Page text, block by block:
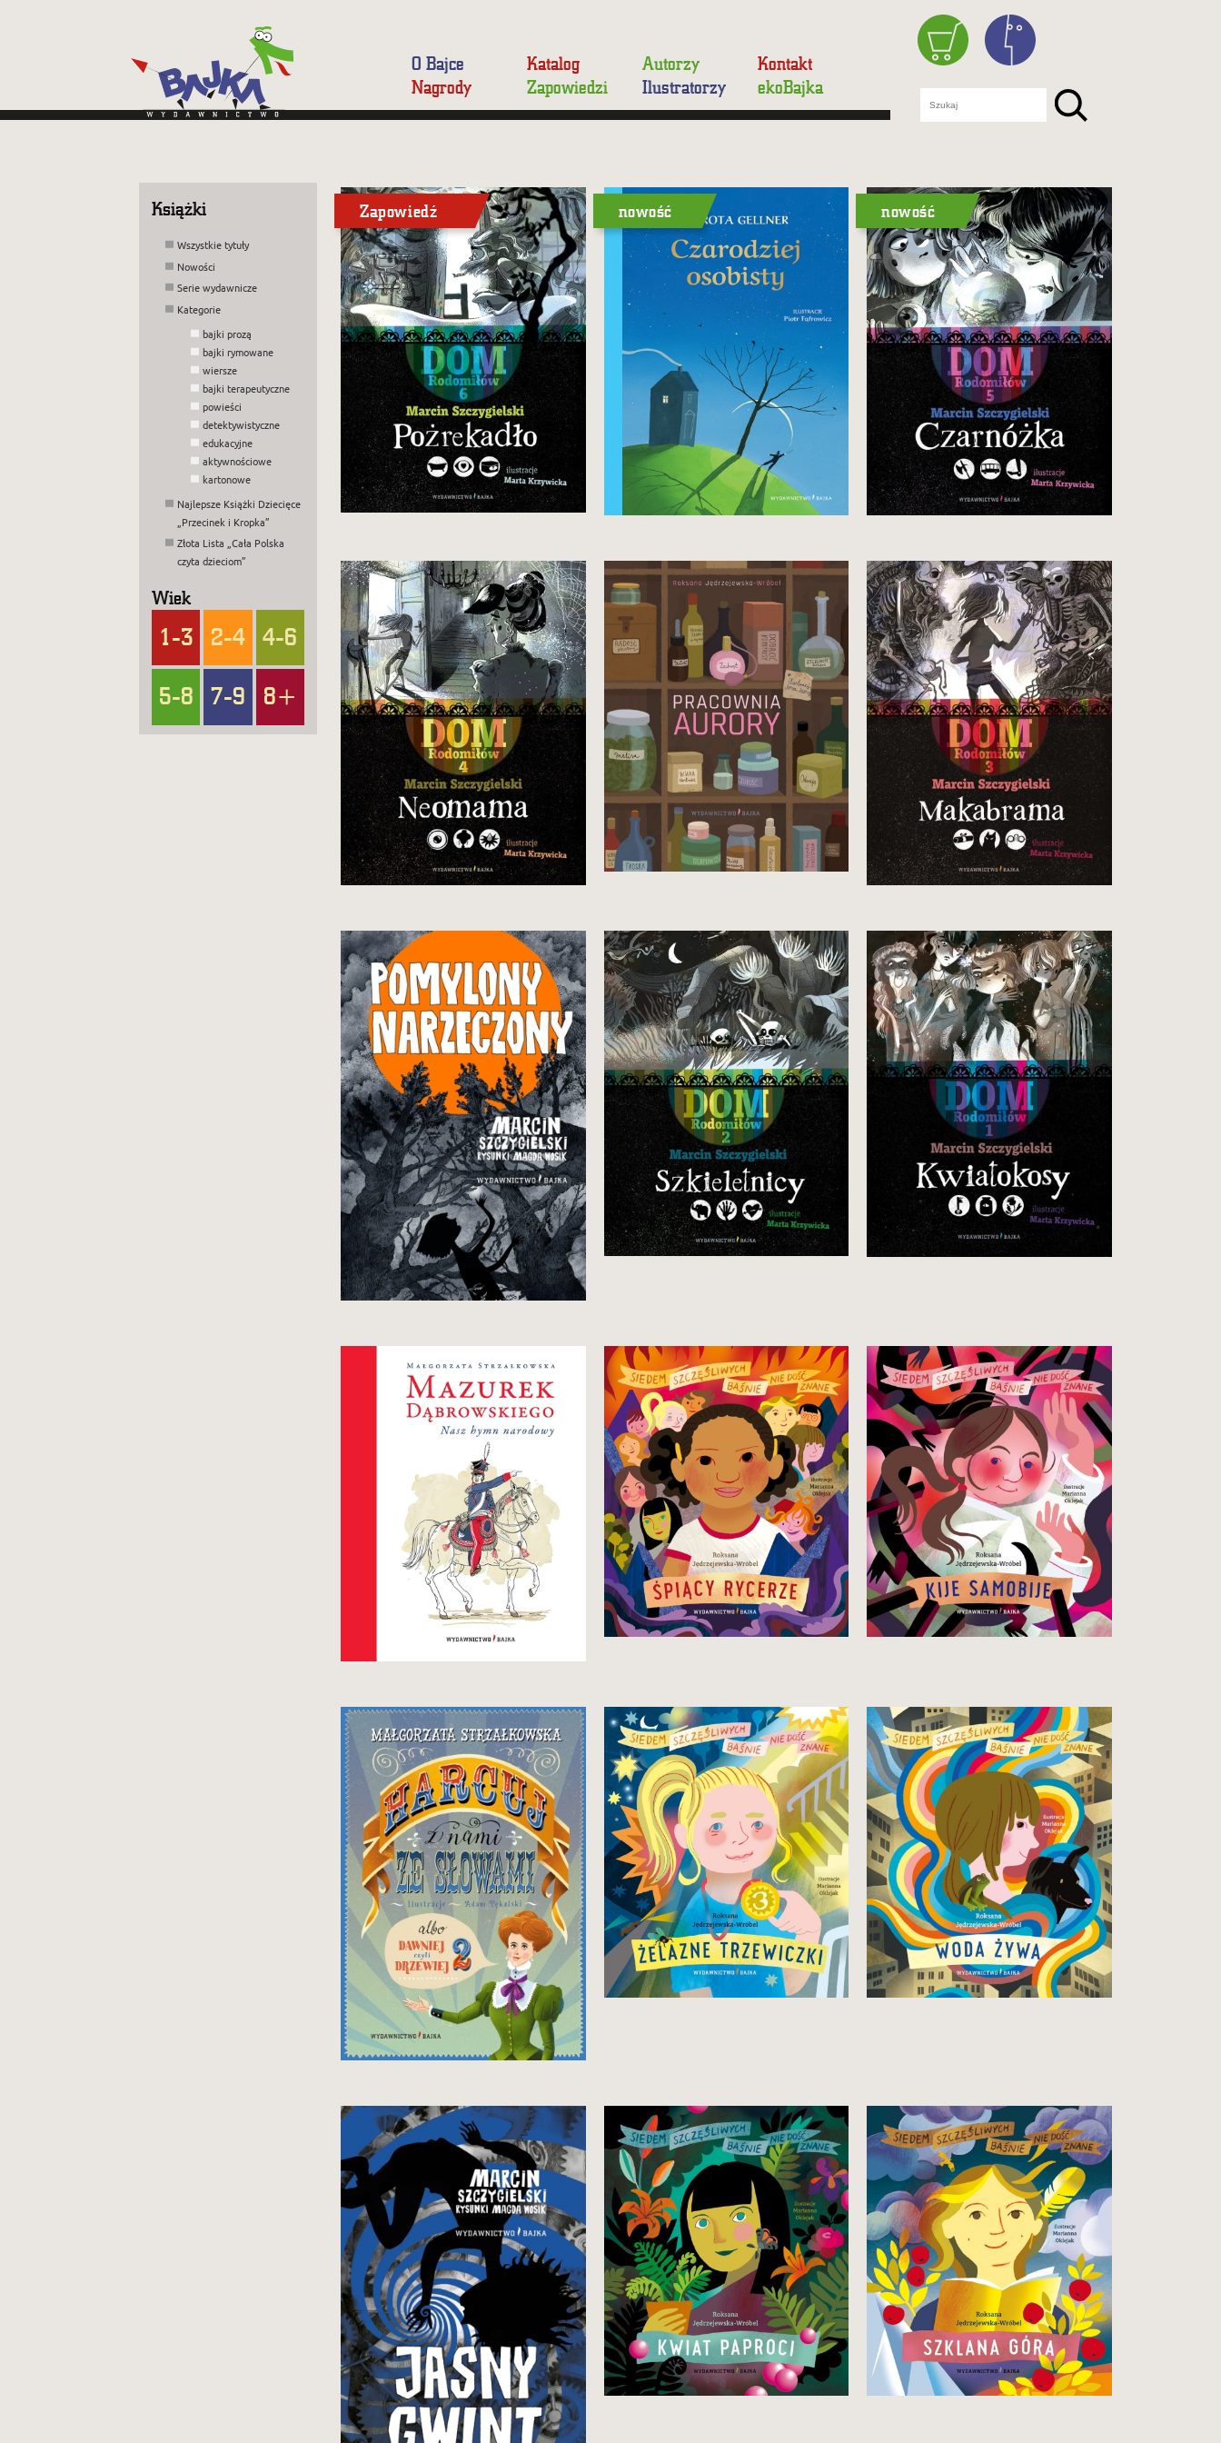
O Bajce
Nagrody
Katalog
Zapowiedzi
Autorzy
Ilustratorzy
Kontakt
ekoBajka
Książki
Wszystkie tytuły
Nowości
Serie wydawnicze
Kategorie
bajki prozą
bajki rymowane
wiersze
bajki terapeutyczne
powieści
detektywistyczne
edukacyjne
aktywnościowe
kartonowe
Najlepsze Książki Dziecięce
„Przecinek i Kropka”
Złota Lista „Cała Polska
czyta dzieciom”
Wiek
1-3 2-4 4-6
5-8 7-9 8+
W szóstym tomie serii
Rodomiłowie przesłuchują
zamieszkującą w cioci Heli
latawicę, budują portal do Domu
Gdzie Indziej, spłacają
tajemniczy dług i dostają dziwny
prezent, a na koniec wkracza
POŻREKADŁO.
Zobacz więcej
Zapowiedź
Pisane „czarodziejskim
atramentem” bajki, baśnie
i wiersze Doroty Gellner
z ilustracjami Piotra Fąfrowicza,
arcyczarodzieja magicznego
44,90 zł
Zobacz i kup
nowość
W piątym tomie serii Rodomiłom
trafia się podejrzane zlecenie.
Sprawa okazuje się śmierdząca!
Hania z mamą próbują wrócić
z zamierzchłej przeszłości.
Tymczasem w ich domu panoszy
się neomama – okrutny borborak
– i coś knuje…
34,90 zł
Zobacz i kup
nowość
W czwartym tomie serii Hania
trafia do Domu Gdzie Indziej
i spotyka jednooką duszycę Bibi,
dzięki której poznaje
zamierzchłe dzieje rodu.
Tymczasem tu i teraz, czyli
w Domu Nigdzie Indziej zjawia
się zaginiony przed stu laty stryj
Alfons…
34,90 zł
Zobacz i kup
Kto poskleja nasze serca
w czasach, gdy już nikt niczego
nie reperuje…? Pięknie
ilustrowana bajka o nadziei.
34,90 zł
Zobacz i kup
Trzeci tom serii DOM
RODOMIŁÓW Marcina
Szczygielskiego przenosi nas do
roku 1929, gdy stryj Alfons
zaginął w… Domu Kiedy Indziej.
Czy prowadzi do niego tytułowa
MAKABRAMA?
34,90 zł
Zobacz i kup
Piąty tom przygód Mai i ciabci,
w którym magia zostaje
zablokowana i poznajemy
najpotężniejszą żyjącą
czarownicę.
Wydanie drugie
34,90 zł
Zobacz i kup
W drugim tomie serii Rodomiłów
czekają wydarzenia mrożące
krew w żyłach – ich dom
zostanie podstępnie
zaatakowany przez potwory,
z którymi jeszcze nigdy nie mieli
do czynienia!
34,90 zł
Zobacz i kup
Tom pierwszy nowej
NIESAMOWITEJ serii książek
Marcina Szczygielskiego.
Witajcie w DOMU
RODOMIŁÓW, którzy potrafią
nie tylko schwytać, ale
i zawiekować na wieki rozmaite
potwory!
34,90 zł
Zobacz i kup
Kompendium wiedzy o polskim
hymnie. Zawiera unikatowe
Dla dzieci, młodzieży i dorosłych.
29,90 zł
Szczęśliwa, bo z innymi.
24,90 zł
Zobacz i kup
Szczęśliwa, bo pewna siebie.
24,90 zł
Zobacz i kup
Druga część (jeszcze
ciekawsza!) książki „Dawniej,
czyli drzewiej”. Tym razem
Autorka z iście detektywistyczną
pasją tropi pochodzenie, historię
i zaskakujące przemiany słów
w naszym języku.
34,90 zł
Zobacz i kup
Szczęśliwa, bo wytrwała.
24,90 zł
Zobacz i kup
Szczęśliwa, bo twórcza.
24,90 zł
Zobacz i kup
Siódmy (i ostatni) tom przygód
Majki i ciabci, w którym ziemia
się trzęsie, świat staje na
głowie, Monterowa rządzi,
a Majka podróżuje w czasie.
Szczęśliwa, bo mądra.
24,90 zł
Zobacz i kup
Szczęśliwa, bo odważna.
24,90 zł
Zobacz i kup